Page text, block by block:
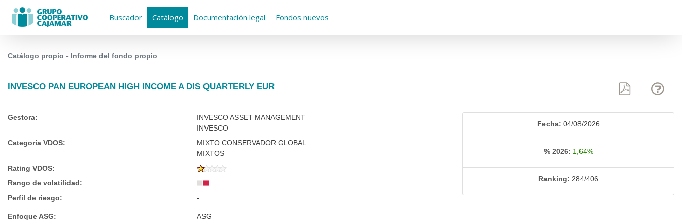
Buscador Catálogo Documentación legal Fondos nuevos
Catálogo propio - Informe del fondo propio
INVESCO PAN EUROPEAN HIGH INCOME A DIS QUARTERLY EUR
Gestora:
INVESCO ASSET MANAGEMENT
INVESCO
Categoría VDOS:
MIXTO CONSERVADOR GLOBAL
MIXTOS
Rating VDOS:
Rango de volatilidad:
Perfil de riesgo:
-
Enfoque ASG:
ASG
Fecha: 04/08/2026
% 2026: 1,64%
Ranking: 284/406